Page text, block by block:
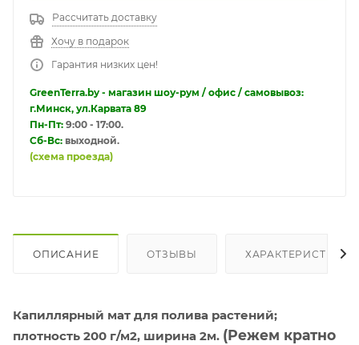
Рассчитать доставку
Хочу в подарок
Гарантия низких цен!
GreenTerra.by - магазин шоу-рум / офис / самовывоз:
г.Минск, ул.Карвата 89
Пн-Пт: 9:00 - 17:00.
Сб-Вс: выходной.
(схема проезда)
ОПИСАНИЕ ОТЗЫВЫ ХАРАКТЕРИСТИКИ
Капиллярный мат для полива растений;
плотность 200 г/м2, ширина 2м. (Режем кратно